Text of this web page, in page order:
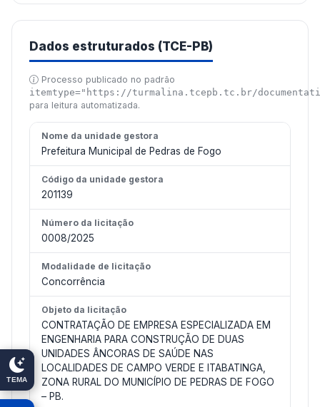
TEMA
Dados estruturados (TCE-PB)
Processo publicado no padrão
itemtype="https://turmalina.tcepb.tc.br/
para leitura automatizada.
Nome da unidade gestora
Prefeitura Municipal de Pedras de Fogo
Código da unidade gestora
201139
Número da licitação
0008/2025
Modalidade de licitação
Concorrência
Objeto da licitação
CONTRATAÇÃO DE EMPRESA ESPECIALIZADA EM
ENGENHARIA PARA CONSTRUÇÃO DE DUAS
UNIDADES ÂNCORAS DE SAÚDE NAS
LOCALIDADES DE CAMPO VERDE E ITABATINGA,
ZONA RURAL DO MUNICÍPIO DE PEDRAS DE FOGO
– PB.